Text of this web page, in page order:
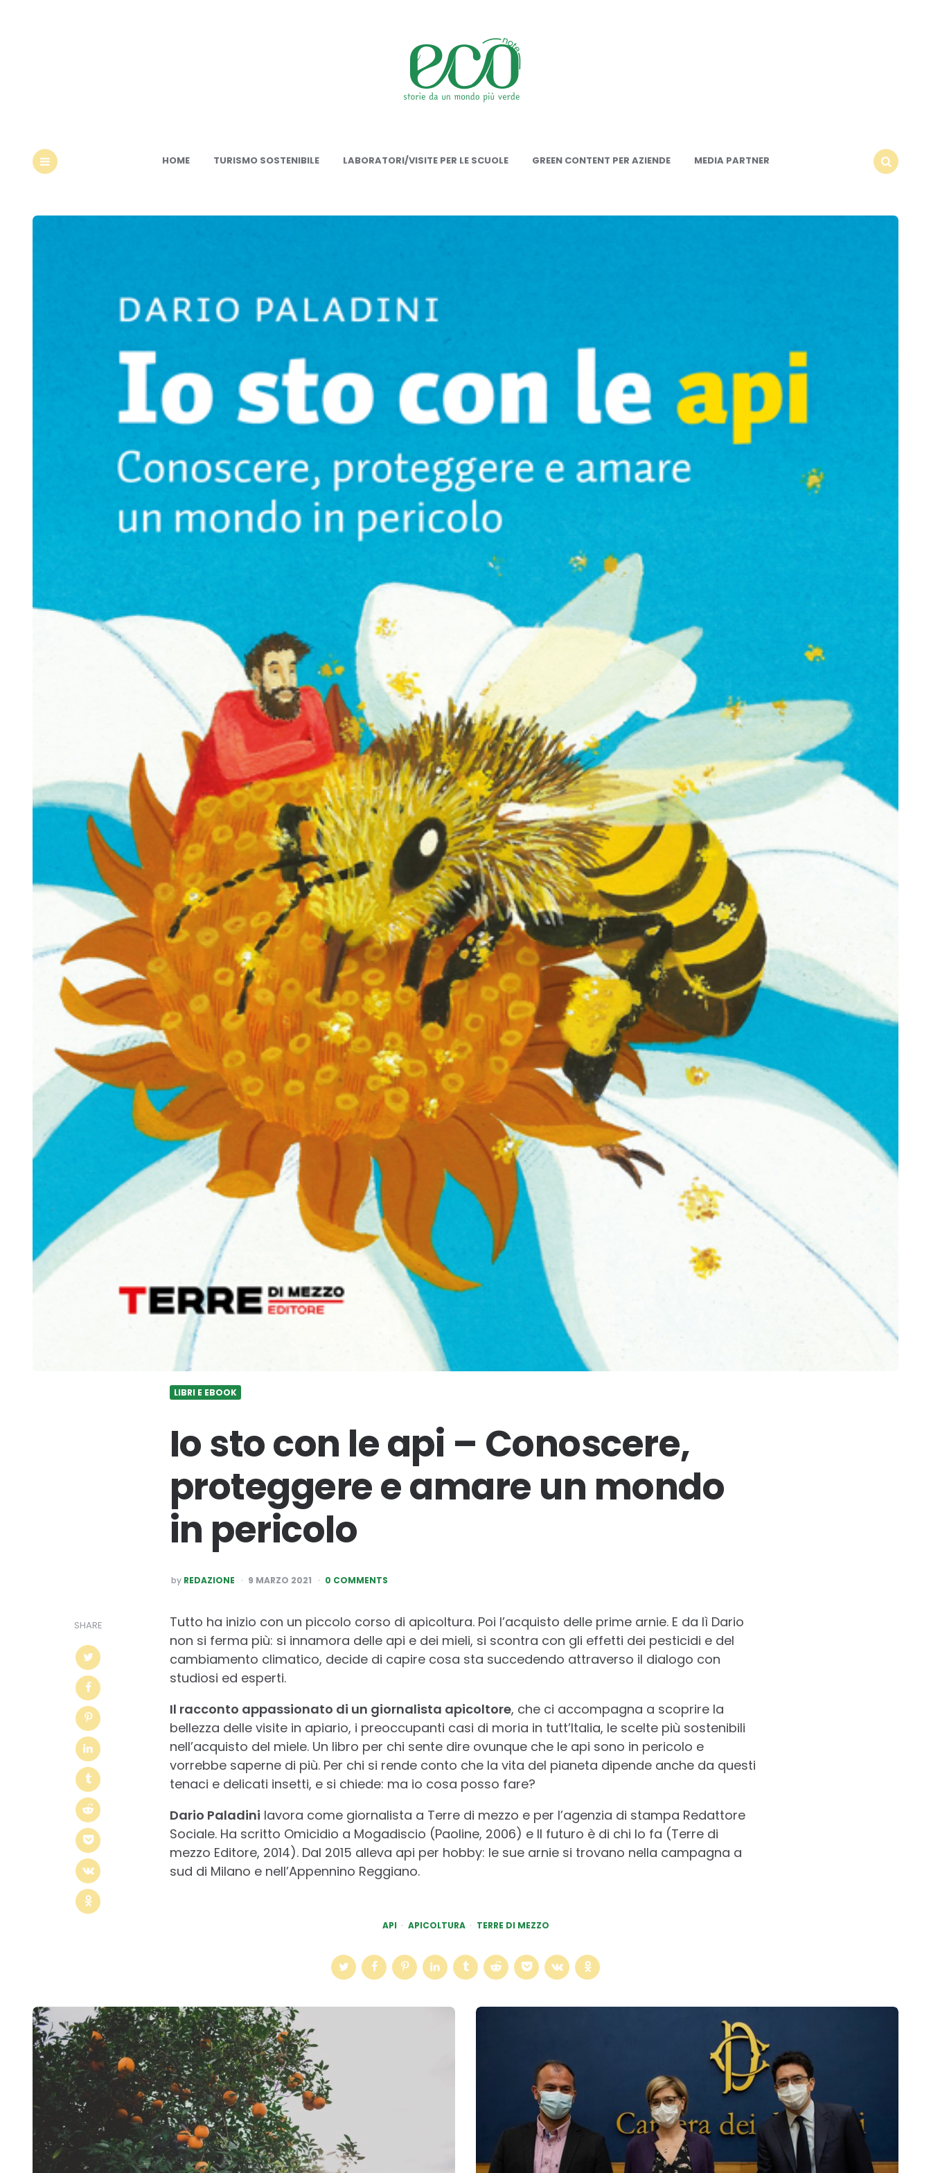
HOME TURISMO SOSTENIBILE LABORATORI/VISITE PER LE SCUOLE GREEN CONTENT PER AZIENDE
MEDIA PARTNER
LIBRI E EBOOK
Io sto con le api – Conoscere,
proteggere e amare un mondo
in pericolo
POSTED
BY
by REDAZIONE 9 MARZO 2021 0 COMMENTS
SHARE
Tutto ha inizio con un piccolo corso di apicoltura. Poi l’acquisto delle prime arnie. E da lì Dario
non si ferma più: si innamora delle api e dei mieli, si scontra con gli effetti dei pesticidi e del
cambiamento climatico, decide di capire cosa sta succedendo attraverso il dialogo con
studiosi ed esperti.
Il racconto appassionato di un giornalista apicoltore, che ci accompagna a scoprire la
bellezza delle visite in apiario, i preoccupanti casi di moria in tutt’Italia, le scelte più sostenibili
nell’acquisto del miele. Un libro per chi sente dire ovunque che le api sono in pericolo e
vorrebbe saperne di più. Per chi si rende conto che la vita del pianeta dipende anche da questi
tenaci e delicati insetti, e si chiede: ma io cosa posso fare?
Dario Paladini lavora come giornalista a Terre di mezzo e per l’agenzia di stampa Redattore
Sociale. Ha scritto Omicidio a Mogadiscio (Paoline, 2006) e Il futuro è di chi lo fa (Terre di
mezzo Editore, 2014). Dal 2015 alleva api per hobby: le sue arnie si trovano nella campagna a
sud di Milano e nell’Appennino Reggiano.
API APICOLTURA TERRE DI MEZZO
Post
navigation